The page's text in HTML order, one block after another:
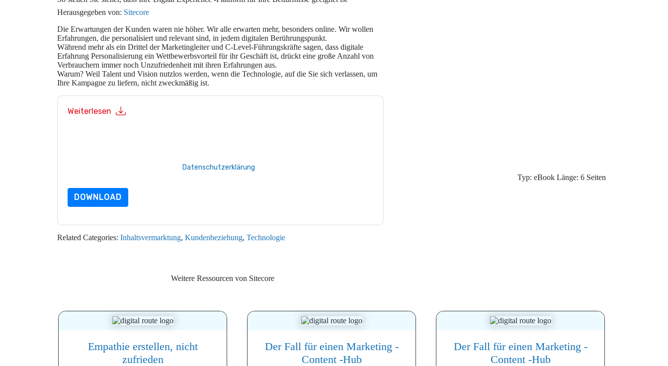
Herausgegeben von: Sitecore
Die Erwartungen der Kunden waren nie höher. Wir alle erwarten mehr, besonders online. Wir wollen
Erfahrungen, die personalisiert und relevant sind, in jedem digitalen Berührungspunkt.
Während mehr als ein Drittel der Marketingleiter und C-Level-Führungskräfte sagen, dass digitale
Erfahrung Personalisierung ein Wettbewerbsvorteil für ihr Geschäft ist, drückt eine große Anzahl von
Verbrauchern immer noch Unzufriedenheit mit ihren Erfahrungen aus.
Warum? Weil Talent und Vision nutzlos werden, wenn die Technologie, auf die Sie sich verlassen, um
Ihre Kampagne zu liefern, nicht zweckmäßig ist.
Weiterlesen
Datenschutzerklärung
DOWNLOAD
Related Categories: Inhaltsvermarktung, Kundenbeziehung, Technologie
Typ: eBook Länge: 6 Seiten
Weitere Ressourcen von Sitecore
Empathie erstellen, nicht
zufrieden
Der Fall für einen Marketing -
Content -Hub
Der Fall für einen Marketing -
Content -Hub